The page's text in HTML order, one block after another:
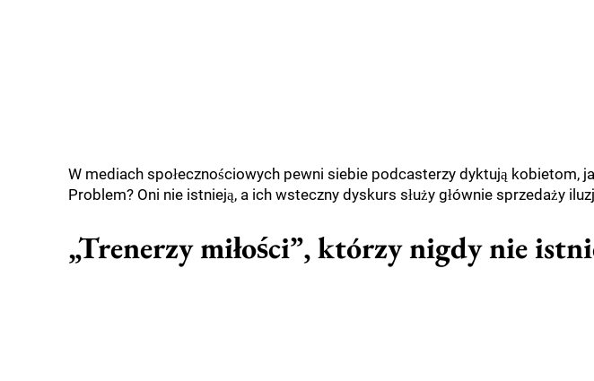
W mediach społecznościowych pewni siebie podcasterzy dyktują kobietom,
Problem? Oni nie istnieją, a ich wsteczny dyskurs służy głównie sprzedaży
„Trenerzy miłości”, którzy nigdy nie